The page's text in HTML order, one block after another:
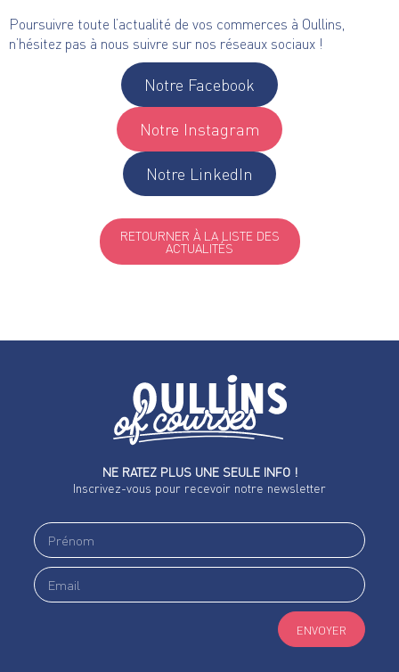
Poursuivre toute l’actualité de vos commerces à Oullins,
n’hésitez pas à nous suivre sur nos réseaux sociaux !
Notre Facebook
Notre Instagram
Notre LinkedIn
RETOURNER À LA LISTE DES
ACTUALITÉS
NE RATEZ PLUS UNE SEULE INFO !
Inscrivez-vous pour recevoir notre newsletter
ENVOYER